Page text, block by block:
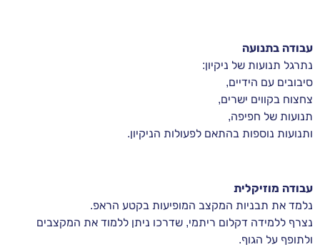
עבודה בתנועה
נתרגל תנועות של ניקיון:
סיבובים עם הידיים,
צחצוח בקווים ישרים,
תנועות של חפיפה,
ותנועות נוספות בהתאם לפעולות הניקיון.
עבודה מוזיקלית
נלמד את תבניות המקצב המופיעות בקטע הראפ.
נצרף ללמידה דקלום ריתמי, שדרכו ניתן ללמוד את המקצבים
ולתופף על הגוף.